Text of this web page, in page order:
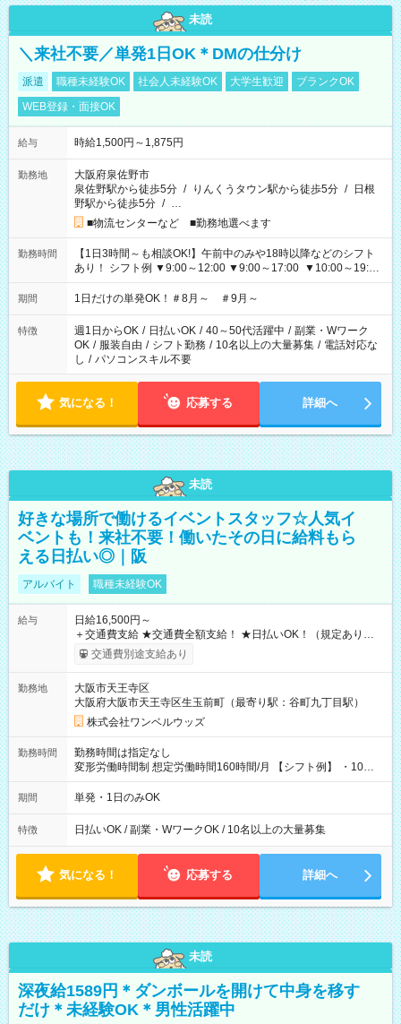
未読
＼来社不要／単発1日OK＊DMの仕分け
派遣 職種未経験OK 社会人未経験OK 大学生歓迎
ブランクOK
WEB登録・面接OK
給与 時給1,500円～1,875円
勤務地
大阪府泉佐野市
泉佐野駅から徒歩5分 / りんくうタウン駅から徒歩5分 / 日根
野駅から徒歩5分 / …
■物流センターなど ■勤務地選べます
勤務時間
【1日3時間～も相談OK!】午前中のみや18時以降などのシフト
あり！ シフト例 ▼9:00～12:00 ▼9:00～17:00 ▼10:00～19:00
▼18:00～21:00
期間 1日だけの単発OK！＃8月～ ＃9月～
特徴 週1日からOK / 日払いOK / 40～50代活躍中 / 副業・Wワーク
OK / 服装自由 / シフト勤務 / 10名以上の大量募集 / 電話対応な
し / パソコンスキル不要
気になる！ 応募する 詳細へ
未読
好きな場所で働けるイベントスタッフ☆人気イ
ベントも！来社不要！働いたその日に給料もら
える日払い◎｜阪
アルバイト 職種未経験OK
給与
日給16,500円～
＋交通費支給 ★交通費全額支給！ ★日払いOK！（規定あり） ┗
働いたその日に現金GET♪ お仕事後はコンビニATMから 日払
交通費別途支給あり
勤務地
大阪市天王寺区
大阪府大阪市天王寺区生玉前町（最寄り駅：谷町九丁目駅）
株式会社ワンベルウッズ
勤務時間
勤務時間は指定なし
変形労働時間制 想定労働時間160時間/月 【シフト例】 ・10：
00～20：00
期間 単発・1日のみOK
特徴 日払いOK / 副業・WワークOK / 10名以上の大量募集
気になる！ 応募する 詳細へ
未読
深夜給1589円＊ダンボールを開けて中身を移す
だけ＊未経験OK＊男性活躍中